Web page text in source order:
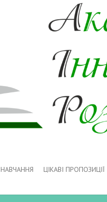
НАВЧАННЯ ЦІКАВІ ПРОПОЗИЦІЇ